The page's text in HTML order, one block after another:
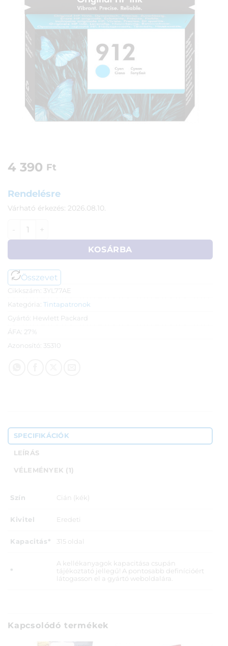
4 390 Ft
Rendelésre
Várható érkezés: 2026.08.10.
KOSÁRBA
Összevet
Cikkszám: 3YL77AE
Kategória: Tintapatronok
Gyártó: Hewlett Packard
ÁFA: 27%
Azonosító: 35310
SPECIFIKÁCIÓK
LEÍRÁS
VÉLEMÉNYEK (1)
Szín Cián (kék)
Kivitel Eredeti
Kapacitás* 315 oldal
*
A kellékanyagok kapacitása csupán
tájékoztató jellegű! A pontosabb definícióért
látogasson el a gyártó weboldalára.
Kapcsolódó termékek